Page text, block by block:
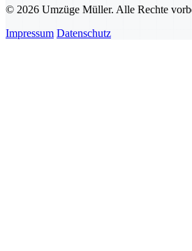
© 2026 Umzüge Müller. Alle Rechte
Impressum Datenschutz